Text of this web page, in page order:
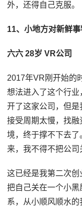
外，还得自己克服。
11、小地方对新鲜
六六 28岁 VR公司
2017年VR刚开始的
想法进入了这个行
开了这家公司，但
接受周期太慢，找
境，终于撑不下去
来，我不得不把公司
这已经是我第二次
把自己关在一个小
系，从小顺风顺水的